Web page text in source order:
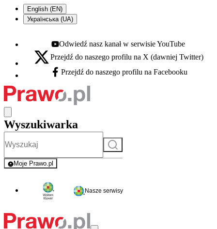
English (EN)
Українська (UA)
Youtube - otwiera się w nowej karcie
Odwiedź nasz kanał w serwisie YouTube
X - otwiera się w nowej karcie
Przejdź do naszego profilu na X (dawniej Twitter)
Facebook - otwiera się w nowej karcie
Przejdź do naszego profilu na Facebooku
Wyszukiwarka
Szukaj
Moje Prawo.pl
- rejestracja i logowanie do serwisu
Nasze serwisy